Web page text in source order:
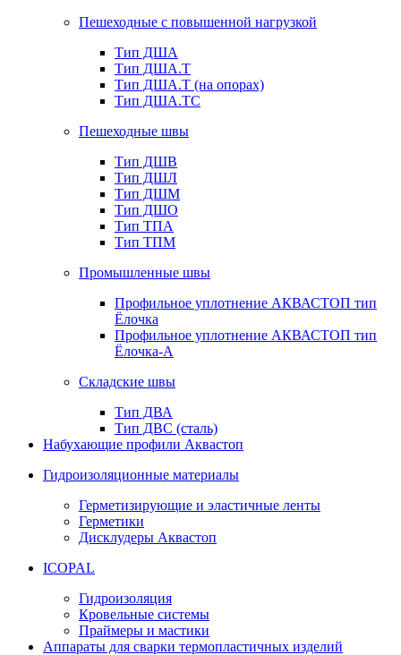
Пешеходные с повышенной нагрузкой
Тип ДША
Тип ДША.Т
Тип ДША.Т (на опорах)
Тип ДША.ТС
Пешеходные швы
Тип ДШВ
Тип ДШЛ
Тип ДШМ
Тип ДШО
Тип ТПА
Тип ТПМ
Промышленные швы
Профильное уплотнение АКВАСТОП тип
Ёлочка
Профильное уплотнение АКВАСТОП тип
Ёлочка-А
Складские швы
Тип ДВА
Тип ДВС (сталь)
Набухающие профили Аквастоп
Гидроизоляционные материалы
Герметизирующие и эластичные ленты
Герметики
Дисклудеры Аквастоп
ICOPAL
Гидроизоляция
Кровельные системы
Праймеры и мастики
Аппараты для сварки термопластичных изделий